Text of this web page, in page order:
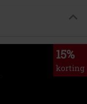
15%
korting